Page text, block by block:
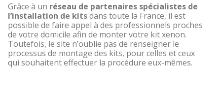
Grâce à un réseau de partenaires spécialistes de
l’installation de kitsdans toute la France, il est
possible de faire appel à des professionnels proches
de votre domicile afin de monter votre kit xenon.
Toutefois, le site n’oublie pas de renseigner le
processus de montage des kits, pour celles et ceux
qui souhaitent effectuer la procédure eux-mêmes.